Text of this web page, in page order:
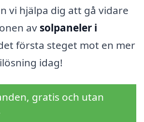
vi hjälpa dig att gå vidare
av solpaneler i
första steget mot en mer
idag!
gratis och utan